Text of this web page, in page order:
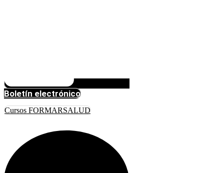
Boletín electrónico
Cursos FORMARSALUD